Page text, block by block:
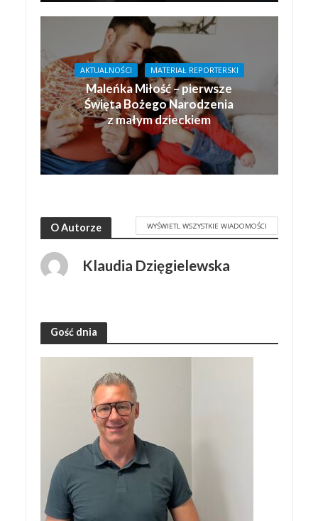
AKTUALNOŚCI MATERIAŁ REPORTERSKI
Maleńka Miłość – pierwsze
Święta Bożego Narodzenia
z małym dzieckiem
O Autorze WYŚWIETL WSZYSTKIE WIADOMOŚCI
Klaudia Dzięgielewska
Gość dnia